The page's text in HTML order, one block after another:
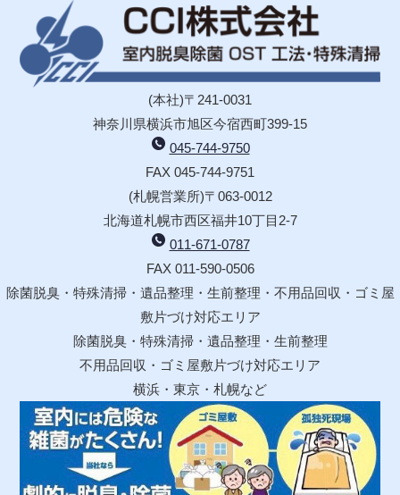
(本社)〒241-0031
神奈川県横浜市旭区今宿西町399-15
045-744-9750
FAX 045-744-9751
(札幌営業所)〒063-0012
北海道札幌市西区福井10丁目2-7
011-671-0787
FAX 011-590-0506
除菌脱臭・特殊清掃・遺品整理・生前整理・不用品回収・ゴミ屋
敷片づけ対応エリア
除菌脱臭・特殊清掃・遺品整理・生前整理
不用品回収・ゴミ屋敷片づけ対応エリア
横浜・東京・札幌など